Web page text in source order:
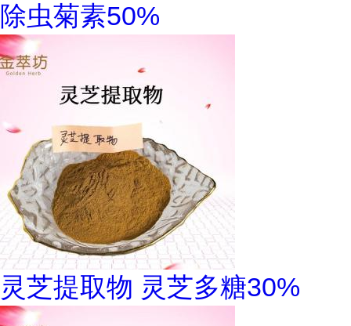
除虫菊素50%
灵芝提取物 灵芝多糖30%